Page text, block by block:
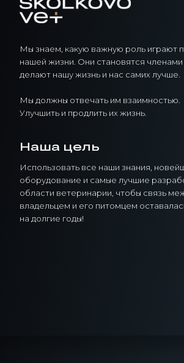
Мы знаем, какую важную роль играют
нашей жизни. Они становятся членами
делают нашу жизнь и нас самих лучше.
Мы должны отвечать им взаимностью.
Улучшить и продлить их жизнь.
Наша цель
Использовать все наши знания,
оборудование и самые лучшие
области ветеринарии, чтобы связь
владельцем и его питомцем
на долгие годы!